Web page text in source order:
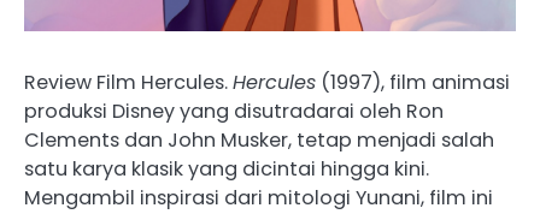
Review Film Hercules.Hercules (1997), film animasi
produksi Disney yang disutradarai oleh Ron
Clements dan John Musker, tetap menjadi salah
satu karya klasik yang dicintai hingga kini.
Mengambil inspirasi dari mitologi Yunani, film ini